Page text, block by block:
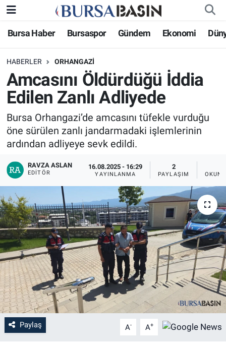
Bursa Haber Bursaspor Gündem Ekonomi
HABERLER ORHANGAZI
Amcasını Öldürdüğü İddia
Edilen Zanlı Adliyede
Bursa Orhangazi’de amcasını tüfekle vurduğu
öne sürülen zanlı jandarmadaki işlemlerinin
ardından adliyeye sevk edildi.
RAVZA ASLAN
EDITÖR
16.08.2025 - 16:29
YAYINLANMA
2
PAYLAŞIM
Paylaş A- A+
Bursa Haber
Genel
Politika
Bilim, Teknoloji
KÜLTÜR-SANAT
Yerel
Bursaspor
Gündem
Sağlık
Eğitim
Ekonomi
Dünya
Bursa Nöbetçi Eczaneler
Bursa Hava Durumu
Bursa Namaz Vakitleri
Bursa Trafik Yoğunluk Haritası
Süper Lig Puan Durumu ve Fikstür
Tüm Manşetler
Son Dakika Haberleri
Haber Arşivi